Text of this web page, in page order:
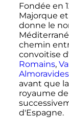
Fondée en
Majorque
donne le
chemin
convoitise
Romains,
Almoravides
avant que
royaume
d'Espagne.